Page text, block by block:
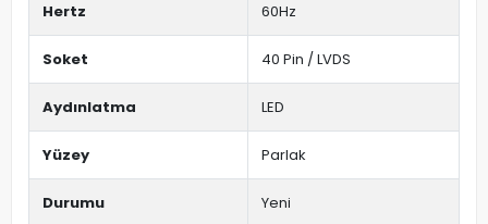
Hertz 60Hz
Soket 40 Pin / LVDS
Aydınlatma LED
Yüzey Parlak
Durumu Yeni